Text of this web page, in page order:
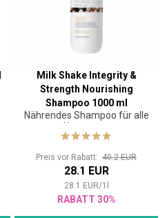
Milk Shake Integrity &
Strength Nourishing
Shampoo 1000 ml
Nährendes Shampoo für alle
Haartypen
Preis vor Rabatt: 40.2 EUR
28.1 EUR
28.1 EUR/1
RABATT 30%